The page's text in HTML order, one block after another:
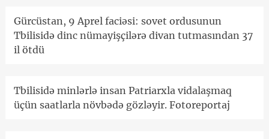
Gürcüstan, 9 Aprel faciəsi: sovet ordusunun
Tbilisidə dinc nümayişçilərə divan tutmasından 37
il ötdü
Tbilisidə minlərlə insan Patriarxla vidalaşmaq
üçün saatlarla növbədə gözləyir. Fotoreportaj